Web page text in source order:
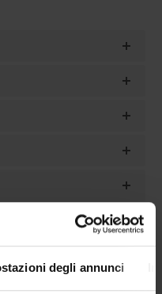
degli annunci